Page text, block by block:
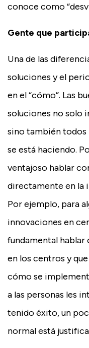
conoce como
Gente que
Una de las
soluciones y el
en el “cómo”. Las
soluciones no solo
sino también todos
se está haciendo.
ventajoso hablar
directamente en la
Por ejemplo, para
innovaciones en
fundamental hablar
en los centros y
cómo se
a las personas les
tenido éxito, un
normal está